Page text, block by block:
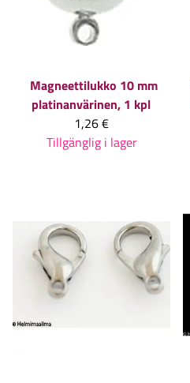
Magneettilukko 10 mm
platinanvärinen, 1 kpl
1,26 €
Tillgänglig i lager